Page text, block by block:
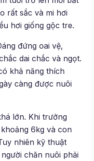
rất sắc và mi hơi
hơi giống gộc tre.
đứng oai vệ,
dai chắc và ngọt.
khả năng thích
càng được nuôi
lớn. Khi trưởng
6kg và con
nhiên kỹ thuật
chăn nuôi phải